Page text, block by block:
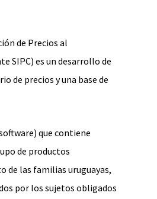
de Precios al
SIPC) es un desarrollo de
de precios y una base de
que contiene
de productos
de las familias uruguayas,
por los sujetos obligados